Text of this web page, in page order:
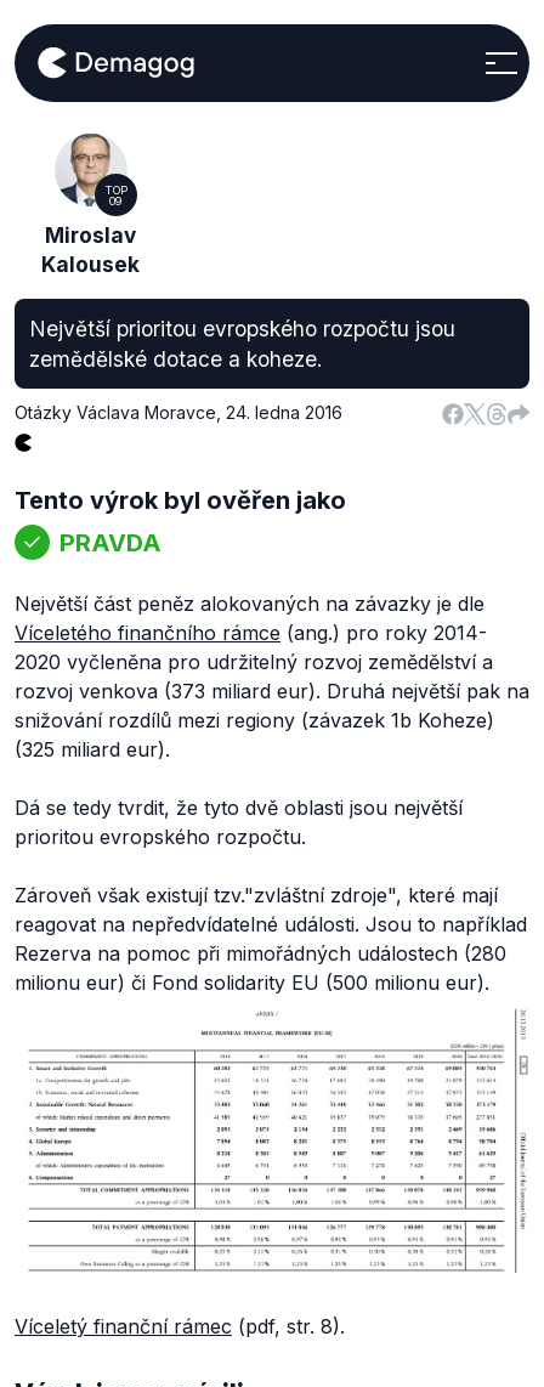
TOP
09
Miroslav
Kalousek
Největší prioritou evropského rozpočtu jsou
zemědělské dotace a koheze.
Otázky Václava Moravce 24. ledna 2016
Tento výrok byl ověřen jako
PRAVDA
Největší část peněz alokovaných na závazky je dle
Víceletého finančního rámce (ang.) pro roky 2014-
2020 vyčleněna pro udržitelný rozvoj zemědělství a
rozvoj venkova (373 miliard eur). Druhá největší pak na
snižování rozdílů mezi regiony (závazek 1b Koheze)
(325 miliard eur).
Dá se tedy tvrdit, že tyto dvě oblasti jsou největší
prioritou evropského rozpočtu.
Zároveň však existují tzv."zvláštní zdroje", které mají
reagovat na nepředvídatelné události. Jsou to například
Rezerva na pomoc při mimořádných událostech (280
milionu eur) či Fond solidarity EU (500 milionu eur).
Víceletý finanční rámec (pdf, str. 8).